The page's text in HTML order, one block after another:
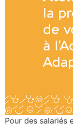
Pour des salariés